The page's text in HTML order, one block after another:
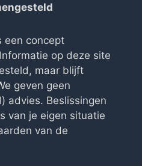
een concept
Informatie op deze site
maar blijft
geven geen
advies. Beslissingen
van je eigen situatie
van de